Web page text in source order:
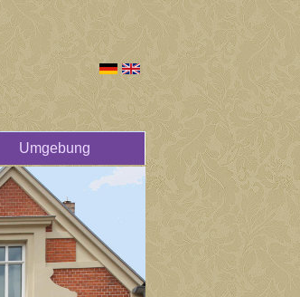
Umgebung